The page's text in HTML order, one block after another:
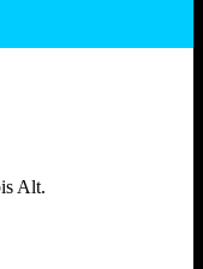
Alt.